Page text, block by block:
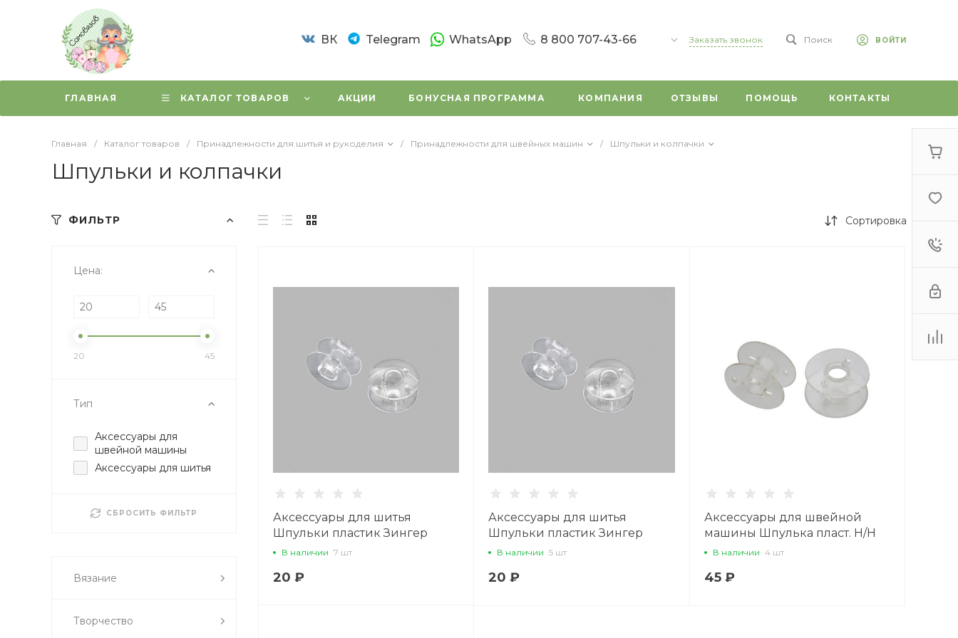
ВК Telegram WhatsApp 8 800 707-43-66
Новочеркасский пр. 59/1
Пн-Вс: 10:00 - 20:00
г. Санкт-Петербург, ул.
Написать в вацап
Заказать звонок Поиск ВОЙТИ
ГЛАВНАЯ КАТАЛОГ ТОВАРОВ АКЦИИ БОНУСНАЯ ПРОГРАММА КОМПАНИЯ ОТЗЫВЫ ПОМОЩЬ КОНТАКТЫ
Главная / Каталог товаров / Принадлежности для шитья и рукоделия / Принадлежности для швейных машин / Шпульки и колпачки
Шпульки и колпачки
ФИЛЬТР
Цена:
20 45
Тип
Аксессуары для
швейной машины
Аксессуары для шитья
СБРОСИТЬ ФИЛЬТР
Вязание
Творчество
Сортировка
Аксессуары для шитья
Шпульки пластик Зингер
0350-0001, цена за 1шт
В наличии 7 шт
20 ₽
Аксессуары для шитья
Шпульки пластик Зингер
0350-0001
В наличии 5 шт
20 ₽
Аксессуары для швейной
машины Шпулька пласт. Н/Н
5819 д/вертик. шпульн.
В наличии 4 шт
45 ₽